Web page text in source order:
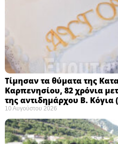
Τίμησαν τα θύματα της
Καρπενησίου, 82 χρόνια
της αντιδημάρχου Β. Κόγια
10 Αυγούστου 2026